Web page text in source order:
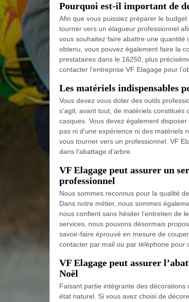
Pourquoi est-il important de
Afin que vous puissiez préparer le
tourner vers un élagueur professionnel
vous souhaitez faire abattre une
obtenu, vous pouvez également faire la
prestataires dans le 16250, plus
contacter l’entreprise VF Elagage pour
Les matériels indispensables
Vous devez vous doter des outils
s’agit, avant tout, de matériels
casques. Vous devez également
pas ni d’une expérience ni des matériels
vous tourner vers un professionnel. VF
dans l’abattage d’arbre.
VF Elagage peut assurer un
professionnel
Nous sommes reconnus pour la qualité
Dans notre métier, nous sommes
nous confient sans hésiter l’entretien de
services, nous pouvons désormais
savoir-faire éprouvé en mesure de
contacter par mail ou par téléphone pour
VF Elagage peut assurer
Noël
Faisant partie intégrante des
état naturel. Si vous avez choisi de